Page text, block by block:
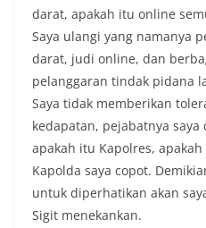
darat, apakah itu online
Saya ulangi yang namanya
darat, judi online, dan
pelanggaran tindak pidana
Saya tidak memberikan
kedapatan, pejabatnya
apakah itu Kapolres,
Kapolda saya copot.
untuk diperhatikan akan
Sigit menekankan.